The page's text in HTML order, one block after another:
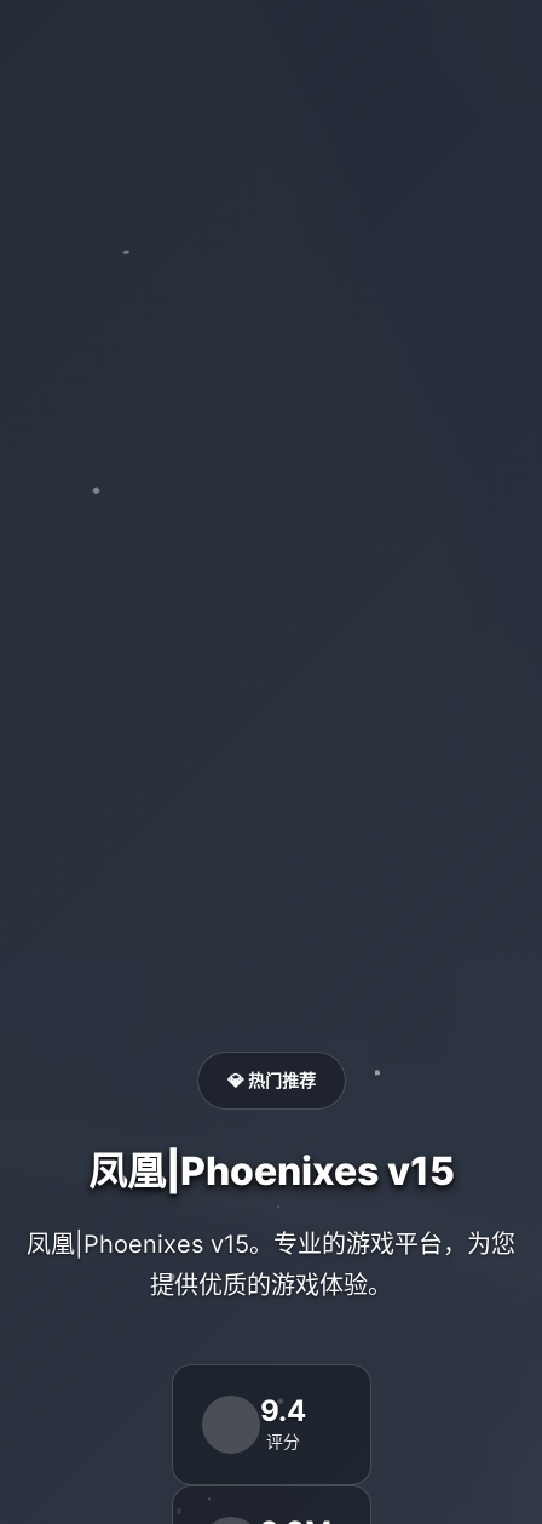
💎 热门推荐
凤凰|Phoenixes v15
凤凰|Phoenixes v15。专业的游戏平台，为您
提供优质的游戏体验。
9.4
评分